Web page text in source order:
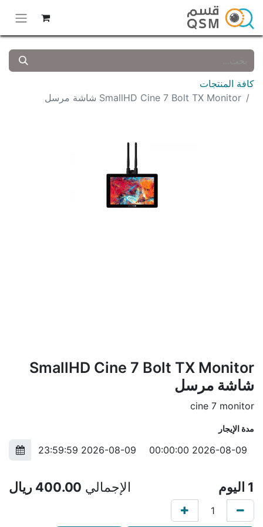
كافة المنتجات
SmallHD Cine 7 Bolt TX Monitor شاشة مرسل
SmallHD Cine 7 Bolt TX Monitor
شاشة مرسل
cine 7 monitor
مدة الإيجار
1 اليوم الإجمالي 400.00 ريال